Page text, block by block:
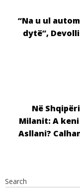
“Na u ul
dytë”,
Në
Milanit: A
Asllani?
Search